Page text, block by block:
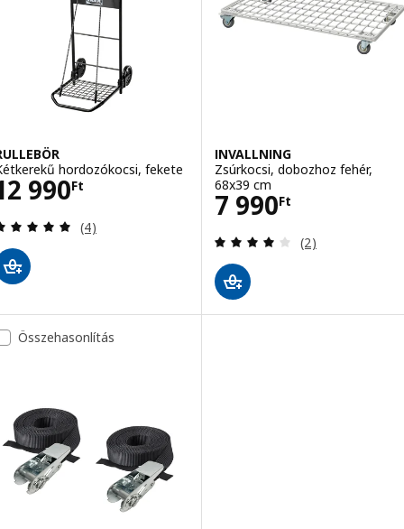
hordozókocsi, fekete
990Ft
12990Ft
Vélemény: 5 kívül 5 csillag. Összes vélemény:
(4)
INVALLNING
Zsúrkocsi, dobozhoz fehér,
68x39 cm
7 990Ft
Ár 7990Ft
Vélemény: 4
(2)
Összehasonlítás